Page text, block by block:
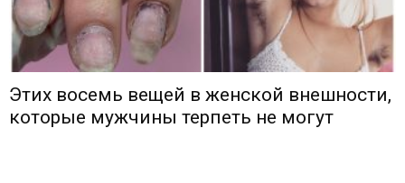
Этих восемь вещей в женской внешности,
которые мужчины терпеть не могут